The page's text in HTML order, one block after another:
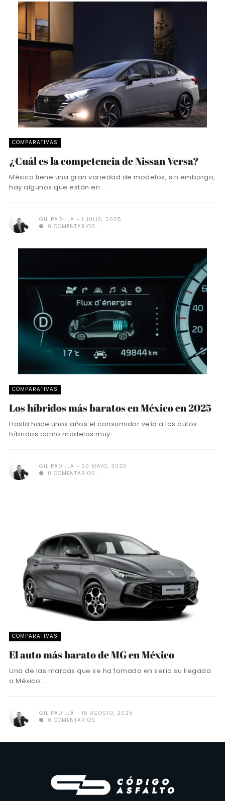
COMPARATIVAS
¿Cuál es la competencia de Nissan Versa?
México tiene una gran variedad de modelos, sin embargo,
hay algunos que están en ...
GIL PADILLA
1 JULIO, 2025
0 COMENTARIOS
COMPARATIVAS
Los híbridos más baratos en México en 2025
Hasta hace unos años el consumidor veía a los autos
híbridos como modelos muy ...
GIL PADILLA
30 MAYO, 2025
0 COMENTARIOS
COMPARATIVAS
El auto más barato de MG en México
Una de las marcas que se ha tomado en serio su llegada
a México ...
GIL PADILLA
15 AGOSTO, 2025
0 COMENTARIOS